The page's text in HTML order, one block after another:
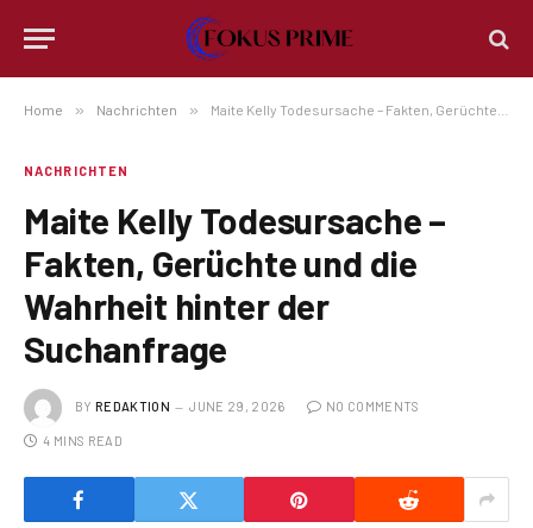
Home » Nachrichten » Maite Kelly Todesursache – Fakten, Gerüchte und die Wahrheit hinter der Suchanfrage
NACHRICHTEN
Maite Kelly Todesursache –
Fakten, Gerüchte und die
Wahrheit hinter der
Suchanfrage
BY REDAKTION JUNE 29, 2026 NO COMMENTS
4 MINS READ